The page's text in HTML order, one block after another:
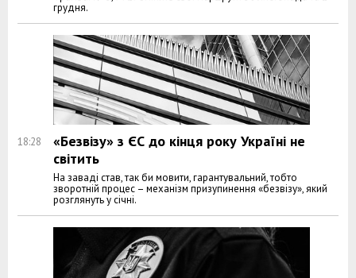
грудня.
18:28
«Безвізу» з ЄС до кінця року Україні не
світить
На заваді став, так би мовити, гарантувальний, тобто
зворотній процес – механізм призупинення «безвізу», який
розглянуть у січні.